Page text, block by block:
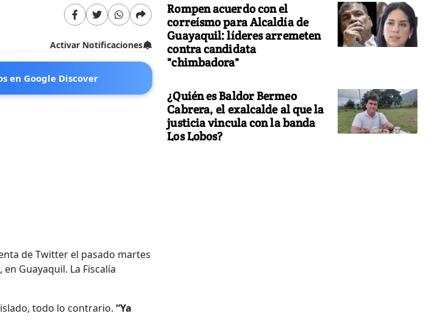
Activar Notificaciones
en Google Discover
de Twitter el pasado martes
, en Guayaquil. La Fiscalía
todo lo contrario. “Ya
Rompen acuerdo con el
correísmo para Alcaldía de
Guayaquil: líderes arremeten
contra candidata
"chimbadora"
¿Quién es Baldor Bermeo
Cabrera, el exalcalde al que la
justicia vincula con la banda
Los Lobos?